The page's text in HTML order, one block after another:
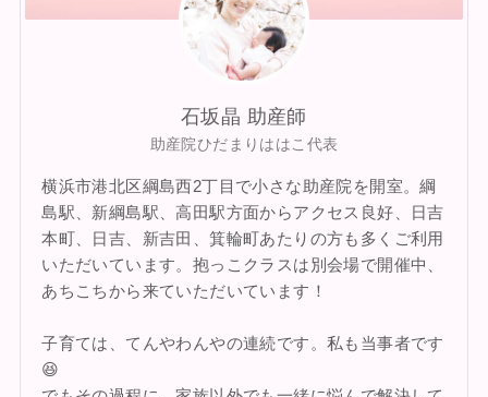
石坂晶 助産師
助産院ひだまりははこ代表
横浜市港北区綱島西2丁目で小さな助産院を開室。綱
島駅、新綱島駅、高田駅方面からアクセス良好、日吉
本町、日吉、新吉田、箕輪町あたりの方も多くご利用
いただいています。抱っこクラスは別会場で開催中、
あちこちから来ていただいています！
子育ては、てんやわんやの連続です。私も当事者です
😆